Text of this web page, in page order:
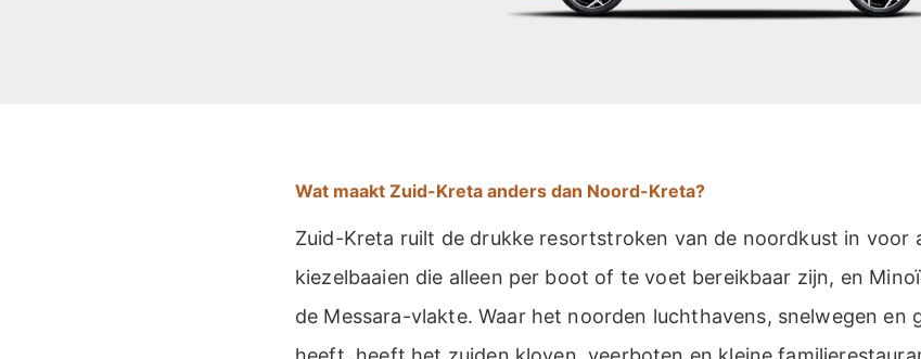
Wat maakt Zuid-Kreta anders dan Noord-Kreta?
Zuid-Kreta ruilt de drukke resortstroken van de noordkust in voor
kiezelbaaien die alleen per boot of te voet bereikbaar zijn, en
de Messara-vlakte. Waar het noorden luchthavens, snelwegen en